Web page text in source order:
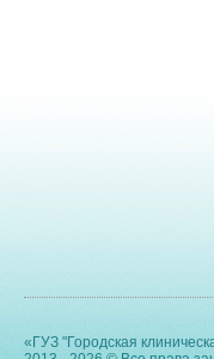
«ГУЗ "Городская